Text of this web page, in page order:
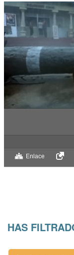
Enlace
HAS